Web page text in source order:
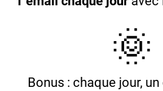
🌞
Bonus : chaque jour, un